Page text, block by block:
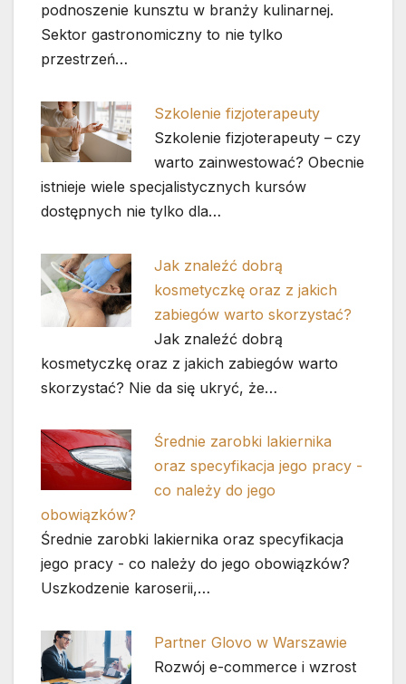
podnoszenie kunsztu w branży kulinarnej.
Sektor gastronomiczny to nie tylko
przestrzeń…
Szkolenie fizjoterapeuty
Szkolenie fizjoterapeuty – czy
warto zainwestować? Obecnie
istnieje wiele specjalistycznych kursów
dostępnych nie tylko dla…
Jak znaleźć dobrą
kosmetyczkę oraz z jakich
zabiegów warto skorzystać?
Jak znaleźć dobrą
kosmetyczkę oraz z jakich zabiegów warto
skorzystać? Nie da się ukryć, że…
Średnie zarobki lakiernika
oraz specyfikacja jego pracy -
co należy do jego
obowiązków?
Średnie zarobki lakiernika oraz specyfikacja
jego pracy - co należy do jego obowiązków?
Uszkodzenie karoserii,…
Partner Glovo w Warszawie
Rozwój e-commerce i wzrost